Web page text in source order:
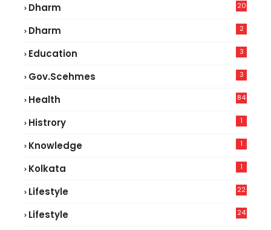
Dharm 20
Dharm 2
Education 3
Gov.scehmes 3
Health
84
Histrory 1
Knowledge 1
Kolkata 1
Lifestyle
22
Lifestyle
24